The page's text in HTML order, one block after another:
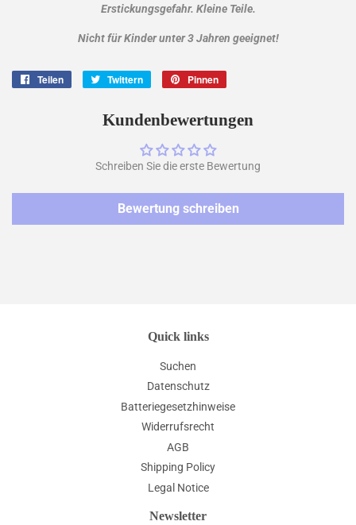
Erstickungsgefahr. Kleine Teile.
Nicht für Kinder unter 3 Jahren geeignet!
Teilen Twittern
twittern
Pinnen
pinnen
Kundenbewertungen
Schreiben Sie die erste Bewertung
Bewertung schreiben
Quick links
Suchen
Datenschutz
Batteriegesetzhinweise
Widerrufsrecht
AGB
Shipping Policy
Legal Notice
Newsletter